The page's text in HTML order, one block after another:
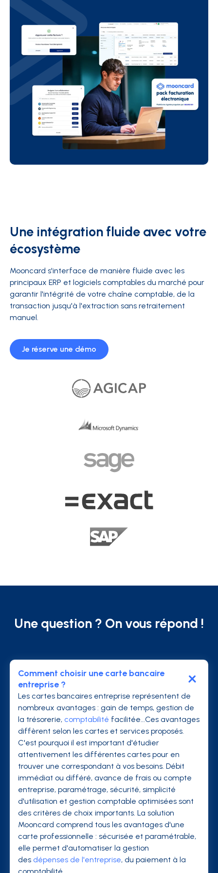
Une intégration fluide avec votre
écosystème
Mooncard s'interface de manière fluide avec les
principaux ERP et logiciels comptables du marché pour
garantir l'intégrité de votre chaîne comptable, de la
transaction jusqu'à l'extraction sans retraitement
manuel.
Je réserve une démo
Une question ? On vous répond !
Comment choisir une carte bancaire
entreprise ?
Les cartes bancaires entreprise représentent de
nombreux avantages : gain de temps, gestion de
la trésorerie, comptabilité facilitée...Ces avantages
diffèrent selon les cartes et services proposés.
C'est pourquoi il est important d'étudier
attentivement les différentes cartes pour en
trouver une correspondant à vos besoins. Débit
immédiat ou différé, avance de frais ou compte
entreprise, paramétrage, sécurité, simplicité
d'utilisation et gestion comptable optimisées sont
des critères de choix importants. La solution
Mooncard comprend tous les avantages d'une
carte professionnelle : sécurisée et paramétrable,
elle permet d'automatiser la gestion
des dépenses de l'entreprise, du paiement à la